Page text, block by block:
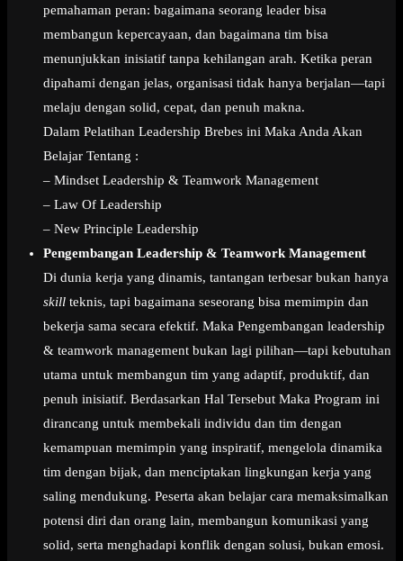
pemahaman peran: bagaimana seorang leader bisa
membangun kepercayaan, dan bagaimana tim bisa
menunjukkan inisiatif tanpa kehilangan arah. Ketika peran
dipahami dengan jelas, organisasi tidak hanya berjalan—tapi
melaju dengan solid, cepat, dan penuh makna.
Dalam Pelatihan Leadership Brebes ini Maka Anda Akan
Belajar Tentang :
– Mindset Leadership & Teamwork Management
– Law Of Leadership
– New Principle Leadership
Pengembangan Leadership & Teamwork Management
Di dunia kerja yang dinamis, tantangan terbesar bukan hanya
skill teknis, tapi bagaimana seseorang bisa memimpin dan
bekerja sama secara efektif. Maka Pengembangan leadership
& teamwork management bukan lagi pilihan—tapi kebutuhan
utama untuk membangun tim yang adaptif, produktif, dan
penuh inisiatif. Berdasarkan Hal Tersebut Maka Program ini
dirancang untuk membekali individu dan tim dengan
kemampuan memimpin yang inspiratif, mengelola dinamika
tim dengan bijak, dan menciptakan lingkungan kerja yang
saling mendukung. Peserta akan belajar cara memaksimalkan
potensi diri dan orang lain, membangun komunikasi yang
solid, serta menghadapi konflik dengan solusi, bukan emosi.